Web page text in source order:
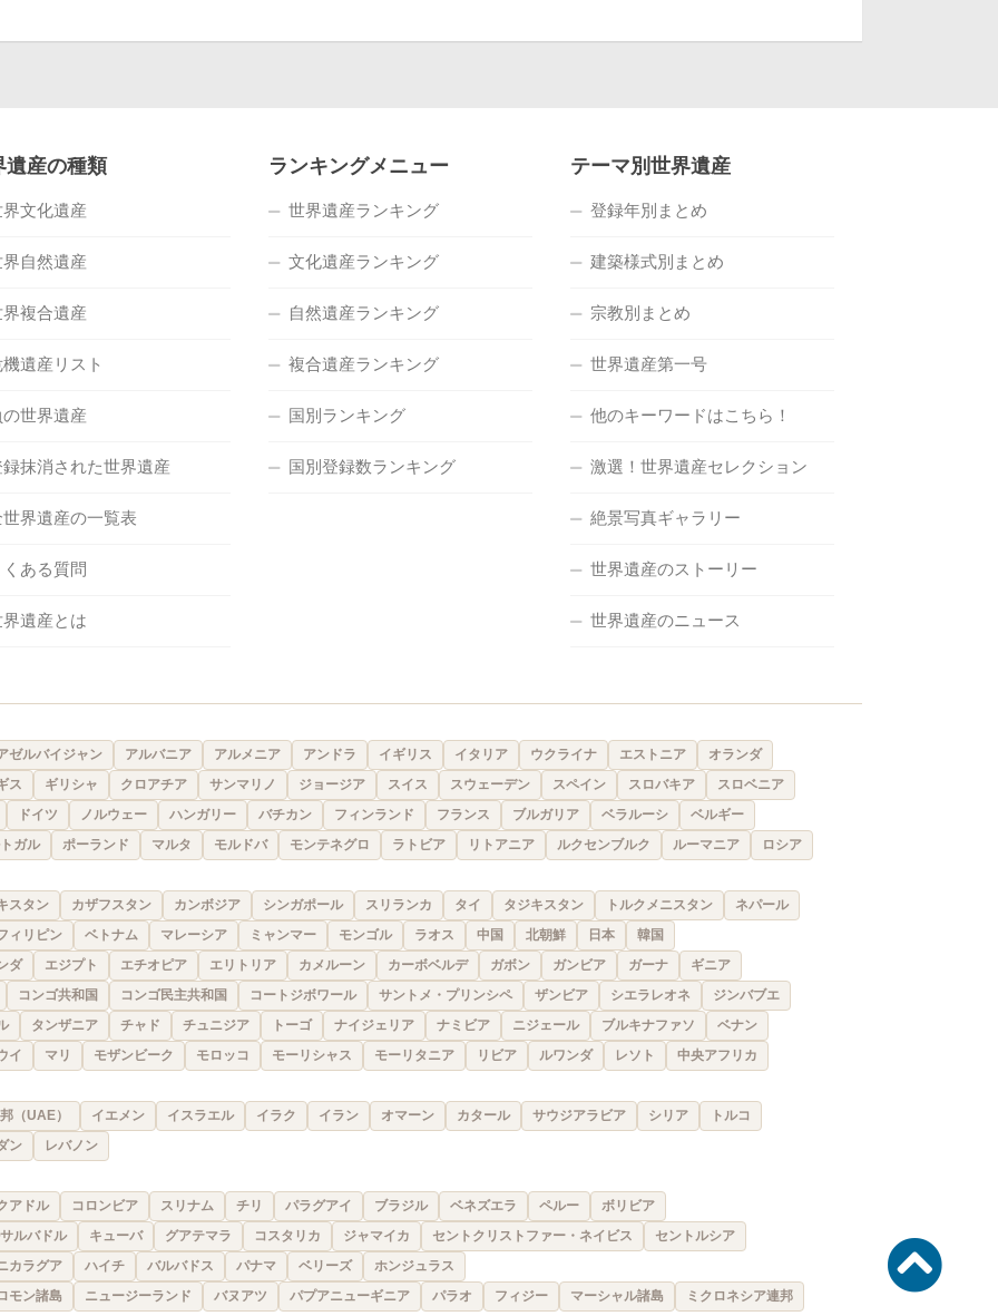
遺産の種類
文化遺産
自然遺産
複合遺産
遺産リスト
世界遺産
録抹消された世界遺産
世界遺産の一覧表
ある質問
遺産とは
ランキングメニュー
世界遺産ランキング
文化遺産ランキング
自然遺産ランキング
複合遺産ランキング
国別ランキング
国別登録数ランキング
テーマ別世界遺産
登録年別まとめ
建築様式別まとめ
宗教別まとめ
世界遺産第一号
他のキーワードはこちら！
激選！世界遺産セレクション
絶景写真ギャラリー
世界遺産のストーリー
世界遺産のニュース
ゼルバイジャン アルバニア アルメニア アンドラ イギリス イタリア ウクライナ エストニア
オランダ
ス
ギリシャ クロアチア サンマリノ ジョージア スイス スウェーデン スペイン スロバキア
スロベニア
ドイツ
ノルウェー ハンガリー バチカン フィンランド フランス ブルガリア ベラルーシ
ベルギー
ガル
ポーランド マルタ モルドバ モンテネグロ ラトビア リトアニア ルクセンブルク ルーマニア ロシア
スタン カザフスタン カンボジア シンガポール スリランカ タイ タジキスタン トルクメニスタン
ネパール
ィリピン
ベトナム マレーシア ミャンマー モンゴル ラオス 中国 北朝鮮 日本
韓国
ダ
エジプト エチオピア エリトリア カメルーン カーボベルデ ガボン ガンビア ガーナ
ギニア
コンゴ共和国
コンゴ民主共和国 コートジボワール サントメ・プリンシペ ザンビア シエラレオネ
ジンバブエ
タンザニア チャド チュニジア トーゴ ナイジェリア ナミビア ニジェール ブルキナファソ
ベナン
イ
マリ モザンビーク モロッコ モーリシャス モーリタニア リビア ルワンダ レソト 中央アフリカ
（UAE） イエメン イスラエル イラク イラン オマーン カタール サウジアラビア シリア
トルコ
ン
レバノン
アドル コロンビア スリナム チリ パラグアイ ブラジル ベネズエラ ペルー
ボリビア
ルバドル
キューバ グアテマラ コスタリカ ジャマイカ セントクリストファー・ネイビス
セントルシア
カラグア
ハイチ バルバドス パナマ ベリーズ
ホンジュラス
モン諸島
ニュージーランド バヌアツ パプアニューギニア パラオ フィジー マーシャル諸島 ミクロネシア連邦